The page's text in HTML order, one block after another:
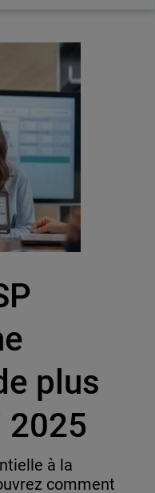
plus
2025
à la
comment